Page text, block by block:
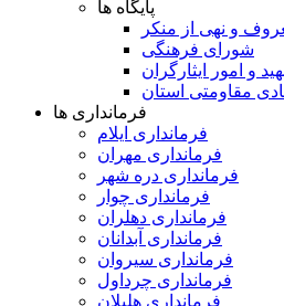
پایگاه ها
و نهی از منکر
شورای فرهنگی
و امور ایثارگران
مقاومتی استان
فرمانداری ها
فرمانداری ایلام
فرمانداری مهران
فرمانداری دره شهر
فرمانداری چوار
فرمانداری دهلران
فرمانداری آبدانان
فرمانداری سیروان
فرمانداری چرداول
فرمانداری هلیلان